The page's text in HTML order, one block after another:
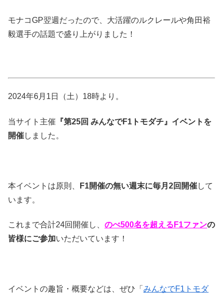
モナコGP翌週だったので、大活躍のルクレールや角田裕
毅選手の話題で盛り上がりました！
2024年6月1日（土）18時より。
当サイト主催 『第25回 みんなでF1トモダチ』イベントを
開催しました。
本イベントは原則、 F1開催の無い週末に毎月2回開催して
います。
これまで合計24回開催し、 のべ500名を超えるF1ファンの
皆様にご参加いただいています！
イベントの趣旨・概要などは、ぜひ「 みんなでF1トモダ